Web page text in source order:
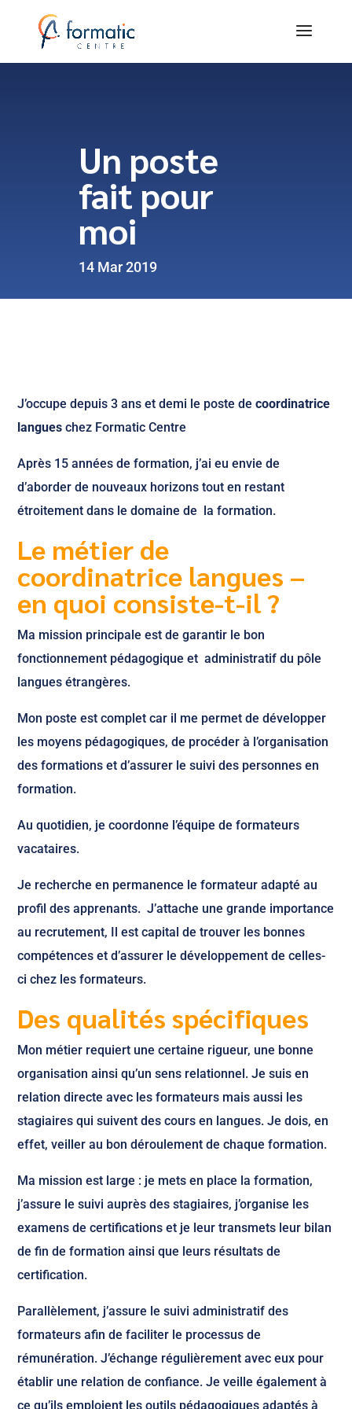
Un poste
fait pour
moi
14 Mar 2019
J’occupe depuis 3 ans et demi le poste decoordinatrice
langues chez Formatic Centre
Après 15 années de formation, j’ai eu envie de
d’aborder de nouveaux horizons tout en restant
étroitement dans le domaine de la formation.
Le métier de
coordinatrice langues –
en quoi consiste-t-il ?
Ma mission principale est de garantir le bon
fonctionnement pédagogique et administratif du pôle
langues étrangères.
Mon poste est complet car il me permet de développer
les moyens pédagogiques, de procéder à l’organisation
des formations et d’assurer le suivi des personnes en
formation.
Au quotidien, je coordonne l’équipe de formateurs
vacataires.
Je recherche en permanence le formateur adapté au
profil des apprenants. J’attache une grande importance
au recrutement, Il est capital de trouver les bonnes
compétences et d’assurer le développement de celles-
ci chez les formateurs.
Des qualités spécifiques
Mon métier requiert une certaine rigueur, une bonne
organisation ainsi qu’un sens relationnel. Je suis en
relation directe avec les formateurs mais aussi les
stagiaires qui suivent des cours en langues. Je dois, en
effet, veiller au bon déroulement de chaque formation.
Ma mission est large : je mets en place la formation,
j’assure le suivi auprès des stagiaires, j’organise les
examens de certifications et je leur transmets leur bilan
de fin de formation ainsi que leurs résultats de
certification.
Parallèlement, j’assure le suivi administratif des
formateurs afin de faciliter le processus de
rémunération. J’échange régulièrement avec eux pour
établir une relation de confiance. Je veille également à
ce qu’ils emploient les outils pédagogiques adaptés à